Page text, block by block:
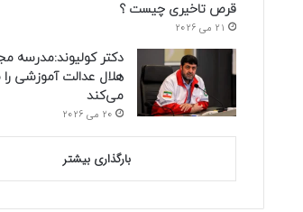
قرص تاخیری چیست ؟
21 می 2026
دکتر کولیوند:مدرسه
هلال عدالت آموزشی
می‌کند
20 می 2026
بارگذاری بیشتر